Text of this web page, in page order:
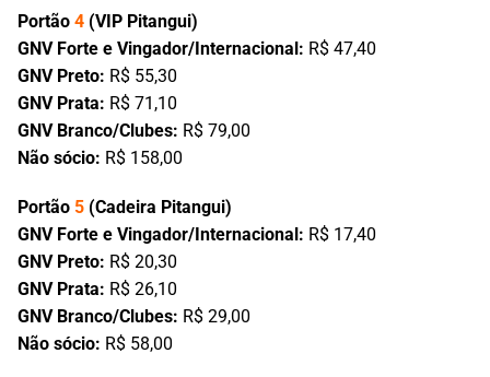
Portão 4 (VIP Pitangui)
GNV Forte e Vingador/Internacional: R$ 47,40
GNV Preto: R$ 55,30
GNV Prata: R$ 71,10
GNV Branco/Clubes: R$ 79,00
Não sócio: R$ 158,00
Portão 5 (Cadeira Pitangui)
GNV Forte e Vingador/Internacional: R$ 17,40
GNV Preto: R$ 20,30
GNV Prata: R$ 26,10
GNV Branco/Clubes: R$ 29,00
Não sócio: R$ 58,00